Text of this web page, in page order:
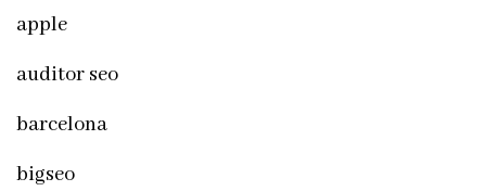
apple
auditor seo
barcelona
bigseo